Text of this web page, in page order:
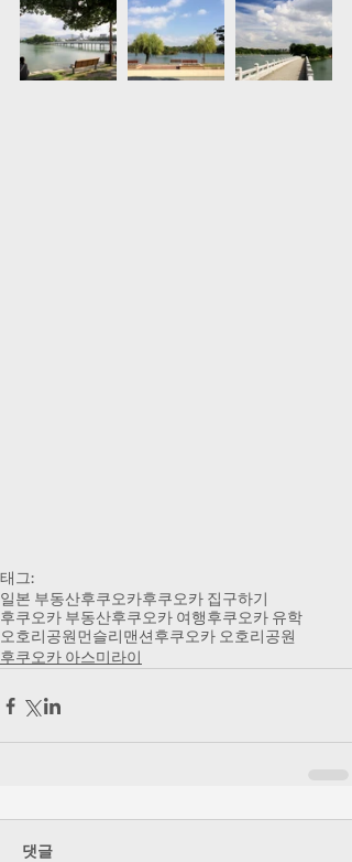
태그:
일본 부동산후쿠오카후쿠오카 집구하기
후쿠오카 부동산후쿠오카 여행후쿠오카 유학
오호리공원먼슬리맨션후쿠오카 오호리공원
후쿠오카 아스미라이
댓글